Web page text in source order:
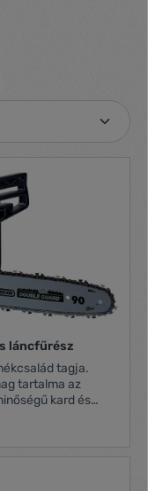
láncfűrész
tagja.
tartalma az
kard és
űrtartalom: